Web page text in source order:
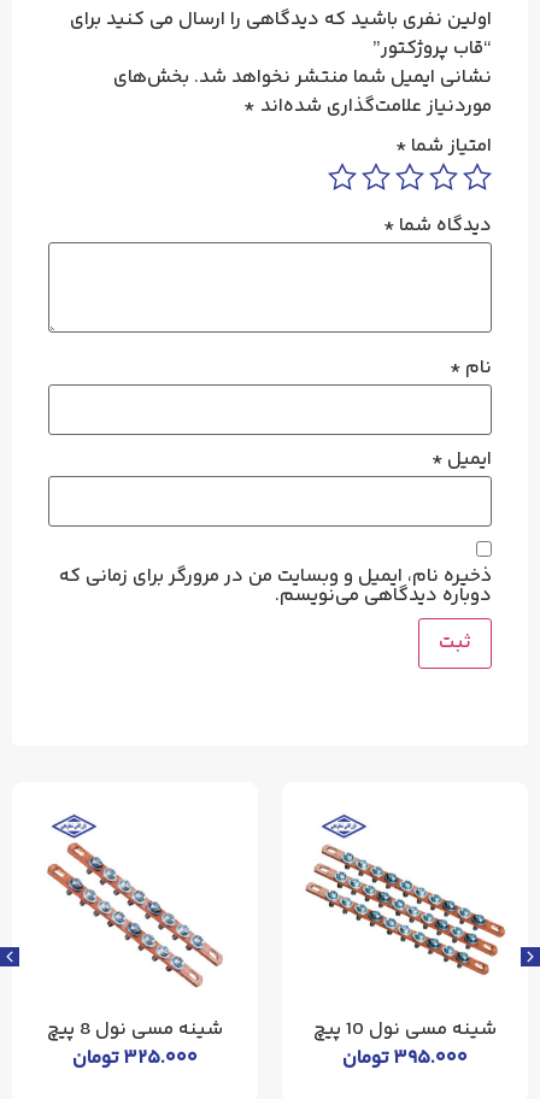
اولین نفری باشید که دیدگاهی را ارسال می کنید برای
“قاب پروژکتور”
نشانی ایمیل شما منتشر نخواهد شد. بخش‌های
موردنیاز علامت‌گذاری شده‌اند *
امتیاز شما *
دیدگاه شما *
نام *
ایمیل *
ذخیره نام، ایمیل و وبسایت من در مرورگر برای زمانی که
دوباره دیدگاهی می‌نویسم.
شینه مسی نول 10 پیچ
۳۹۵.۰۰۰تومان
شینه مسی نول 8 پیچ
۳۲۵.۰۰۰تومان